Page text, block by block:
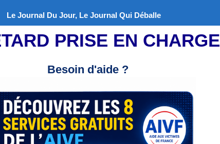
Le Journal Du Jour, Le Journal Qui Déballe
PRISE EN CHARGE
Besoin d'aide ?